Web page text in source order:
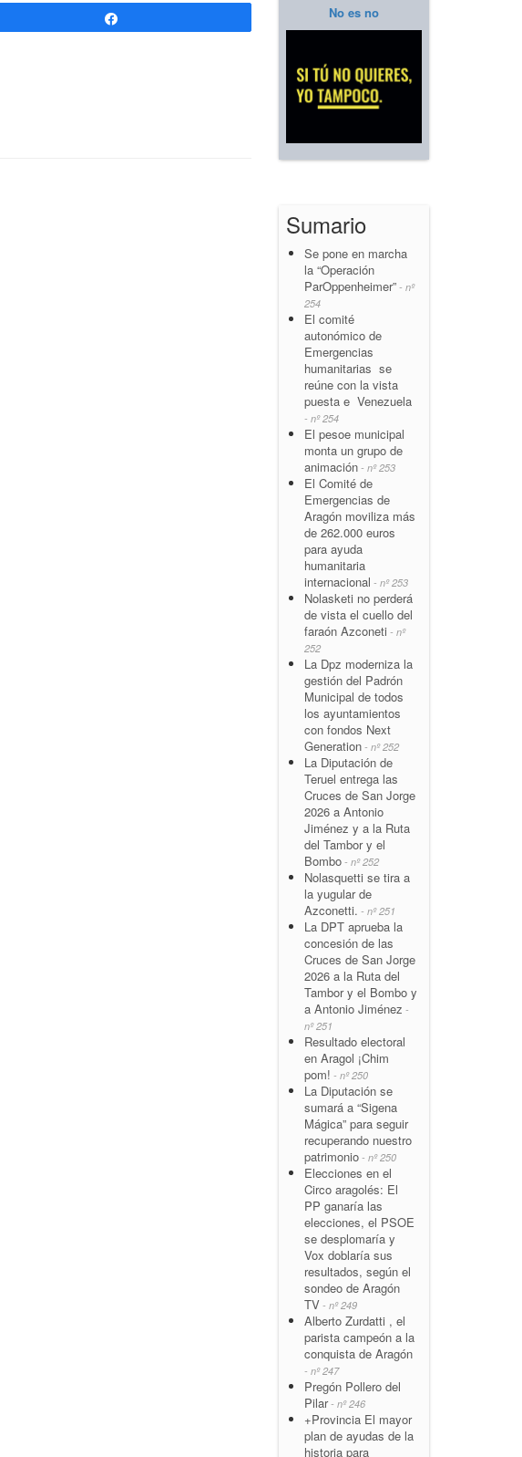
No es no
Sumario
Se pone en marcha
la “Operación
ParOppenheimer” - nº
254
El comité
autonómico de
Emergencias
humanitarias se
reúne con la vista
puesta e Venezuela
- nº 254
El pesoe municipal
monta un grupo de
animación - nº 253
El Comité de
Emergencias de
Aragón moviliza más
de 262.000 euros
para ayuda
humanitaria
internacional - nº 253
Nolasketi no perderá
de vista el cuello del
faraón Azconeti - nº
252
La Dpz moderniza la
gestión del Padrón
Municipal de todos
los ayuntamientos
con fondos Next
Generation - nº 252
La Diputación de
Teruel entrega las
Cruces de San Jorge
2026 a Antonio
Jiménez y a la Ruta
del Tambor y el
Bombo - nº 252
Nolasquetti se tira a
la yugular de
Azconetti. - nº 251
La DPT aprueba la
concesión de las
Cruces de San Jorge
2026 a la Ruta del
Tambor y el Bombo y
a Antonio Jiménez -
nº 251
Resultado electoral
en Aragol ¡Chim
pom! - nº 250
La Diputación se
sumará a “Sigena
Mágica” para seguir
recuperando nuestro
patrimonio - nº 250
Elecciones en el
Circo aragolés: El
PP ganaría las
elecciones, el PSOE
se desplomaría y
Vox doblaría sus
resultados, según el
sondeo de Aragón
TV - nº 249
Alberto Zurdatti , el
parista campeón a la
conquista de Aragón
- nº 247
Pregón Pollero del
Pilar- nº 246
+Provincia El mayor
plan de ayudas de la
historia para